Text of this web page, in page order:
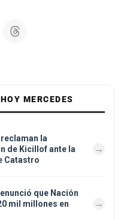
MERCEDES
la
de Kicillof ante la
Catastro
que Nación
mil millones en